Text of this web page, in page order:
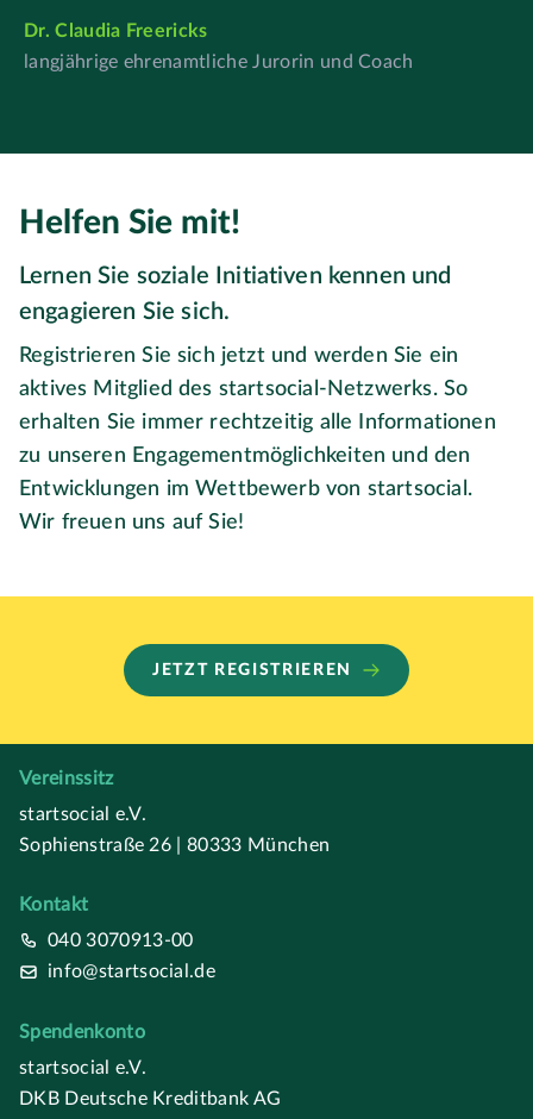
Dr. Claudia Freericks
langjährige ehrenamtliche Jurorin und Coach
Helfen Sie mit!
Lernen Sie soziale Initiativen kennen und
engagieren Sie sich.
Registrieren Sie sich jetzt und werden Sie ein
aktives Mitglied des startsocial-Netzwerks. So
erhalten Sie immer rechtzeitig alle Informationen
zu unseren Engagementmöglichkeiten und den
Entwicklungen im Wettbewerb von startsocial.
Wir freuen uns auf Sie!
JETZT REGISTRIEREN
Vereinssitz
startsocial e.V.
Sophienstraße 26 | 80333 München
Kontakt
040 3070913-00
info@startsocial.de
Spendenkonto
startsocial e.V.
DKB Deutsche Kreditbank AG